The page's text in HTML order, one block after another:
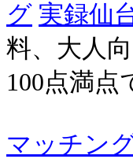
グ 実録仙
料、大人
100点満点
マッチン